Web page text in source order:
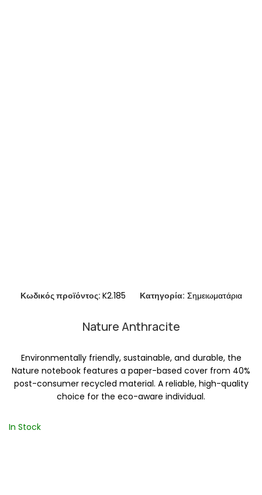
Κωδικός προϊόντος: K2.185 Κατηγορία: Σημειωματάρια
Nature Anthracite
Environmentally friendly, sustainable, and durable, the
Nature notebook features a paper-based cover from 40%
post-consumer recycled material. A reliable, high-quality
choice for the eco-aware individual.
In Stock